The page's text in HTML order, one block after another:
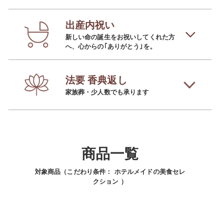
出産内祝い
新しい命の誕生をお祝いしてくれた方
へ、心からの｢ありがとう｣を。
法要 香典返し
家族葬・少人数でも承ります
商品一覧
対象商品（こだわり条件： ホテルメイドの美食セレ
クション ）